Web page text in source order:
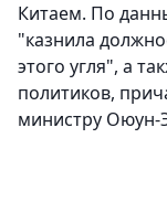
Китаем. По
"казнила
этого угля", а
политиков,
министру Оюун-